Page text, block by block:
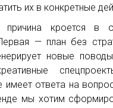
их в конкретные
кроется в
— план без
новые
имеет ответа на
мы хотим